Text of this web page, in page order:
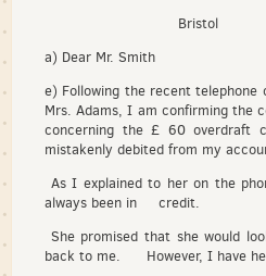
Bristol
a) Dear Mr. Smith
e) Following the recent
Mrs. Adams, I am confirming the
concerning the £ 60 overdraft
mistakenly debited from my
As I explained to her on the
always been in credit.
She promised that she would
back to me. However, I have